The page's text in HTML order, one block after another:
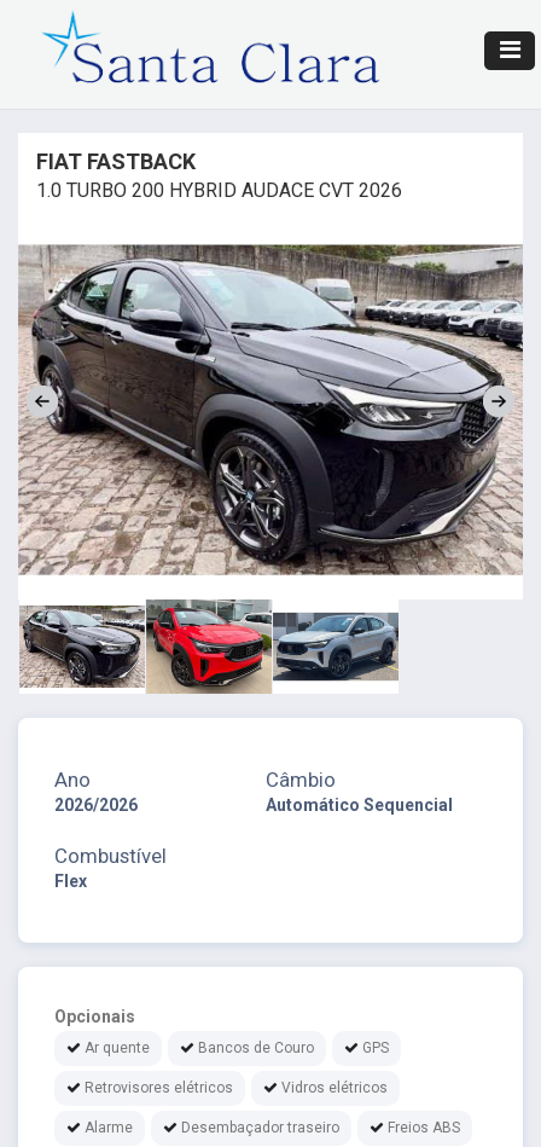
FIAT FASTBACK
1.0 TURBO 200 HYBRID AUDACE CVT 2026
Ano
2026/2026
Câmbio
Automático Sequencial
Combustível
Flex
Opcionais
Ar quente Bancos de Couro GPS
Retrovisores elétricos Vidros elétricos
Alarme Desembaçador traseiro Freios ABS